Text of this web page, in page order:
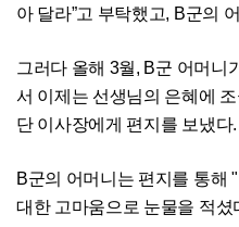
아 달라”고 부탁했고, B군의
그러다 올해 3월, B군 어머니
서 이제는 선생님의 은혜에
단 이사장에게 편지를 보냈다.
B군의 어머니는 편지를 통해
대한 고마움으로 눈물을 적